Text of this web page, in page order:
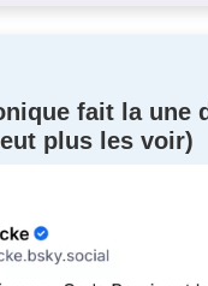
fait la une
plus les voir)